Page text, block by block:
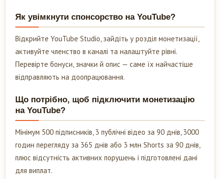
Як увімкнути спонсорство на YouTube?
Відкрийте YouTube Studio, зайдіть у розділ монетизації,
активуйте членство в каналі та налаштуйте рівні.
Перевірте бонуси, значки й опис — саме їх найчастіше
відправляють на доопрацювання.
Що потрібно, щоб підключити монетизацію
на YouTube?
Мінімум 500 підписників, 3 публічні відео за 90 днів, 3000
годин перегляду за 365 днів або 3 млн Shorts за 90 днів,
плюс відсутність активних порушень і підготовлені дані
для виплат.